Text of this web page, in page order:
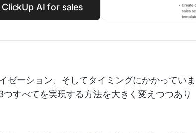
ClickUp AI for sales
ゼーション、そしてタイミングにかかっていま
すべてを実現する方法を大きく変えつつあり